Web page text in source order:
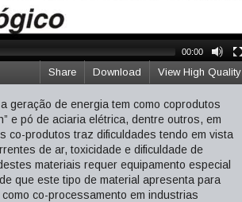
00:00
View High Quality
Download
Share
geração de energia tem como coprodutos
e pó de aciaria elétrica, dentre outros, em
co-produtos traz dificuldades tendo em vista
de ar, toxicidade e dificuldade de
materiais requer equipamento especial
que este tipo de material apresenta para
co-processamento em industrias